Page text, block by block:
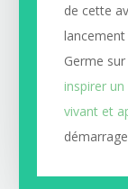
de cette
Germe
inspirer
vivant et